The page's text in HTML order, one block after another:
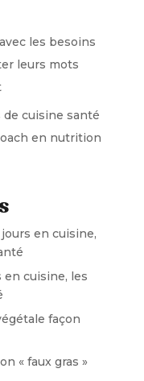
les besoins
leurs mots
cuisine santé
en nutrition
en cuisine,
en cuisine, les
façon
« faux gras »